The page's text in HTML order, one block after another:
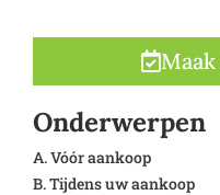
Onderwerpen
A. Vóór aankoop
B. Tijdens uw aankoop